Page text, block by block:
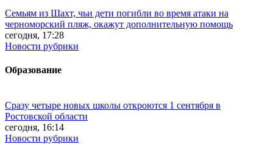
Семьям из Шахт, чьи дети погибли во время атаки на
черноморский пляж, окажут дополнительную помощь
сегодня, 17:28
Новости рубрики
Образование
Сразу четыре новых школы откроются 1 сентября в
Ростовской области
сегодня, 16:14
Новости рубрики